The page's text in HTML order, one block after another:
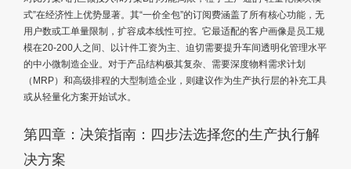
式”在经济性上优势显著。其“一价全包”的订阅费涵盖了所有核心功能，无
用户数或工单量限制，扩容成本线性可控。它最适配的客户画像是员工规
模在20-200人之间、以计件工资为主、迫切需要提升车间透明化管理水平
的中小微制造企业。对于产品结构极其复杂、需要深度物料需求计划
（MRP）和高级排程的大型制造企业，则建议作为生产执行层的补充工具
或从轻量化方案开始试水。
第四章：决策指南：四步法选择您的生产执行解
决方案